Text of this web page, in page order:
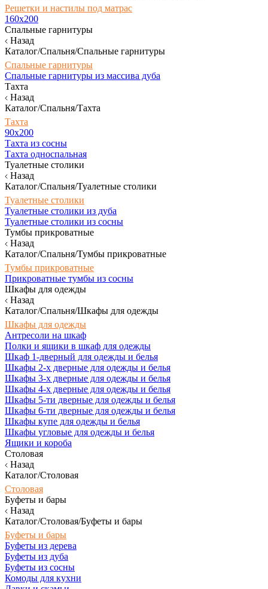
Решетки и настилы под матрас
160х200
Спальные гарнитуры
Назад
Каталог/Спальня/Спальные гарнитуры
Спальные гарнитуры
Спальные гарнитуры из массива дуба
Тахта
Назад
Каталог/Спальня/Тахта
Тахта
90х200
Тахта из сосны
Тахта односпальная
Туалетные столики
Назад
Каталог/Спальня/Туалетные столики
Туалетные столики
Туалетные столики из дуба
Туалетные столики из сосны
Тумбы прикроватные
Назад
Каталог/Спальня/Тумбы прикроватные
Тумбы прикроватные
Прикроватные тумбы из сосны
Шкафы для одежды
Назад
Каталог/Спальня/Шкафы для одежды
Шкафы для одежды
Антресоли на шкаф
Полки и ящики в шкаф для одежды
Шкаф 1-дверный для одежды и белья
Шкафы 2-х дверные для одежды и белья
Шкафы 3-х дверные для одежды и белья
Шкафы 4-х дверные для одежды и белья
Шкафы 5-ти дверные для одежды и белья
Шкафы 6-ти дверные для одежды и белья
Шкафы купе для одежды и белья
Шкафы угловые для одежды и белья
Ящики и короба
Столовая
Назад
Каталог/Столовая
Столовая
Буфеты и бары
Назад
Каталог/Столовая/Буфеты и бары
Буфеты и бары
Буфеты из дерева
Буфеты из дуба
Буфеты из сосны
Комоды для кухни